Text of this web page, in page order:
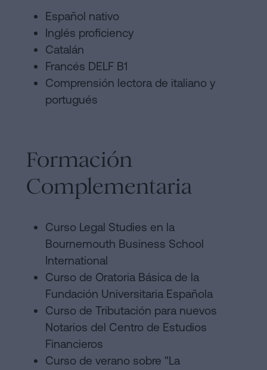
Español nativo
Inglés proficiency
Catalán
Francés DELF B1
Comprensión lectora de italiano y
portugués
Formación
Complementaria
Curso Legal Studies en la
Bournemouth Business School
International
Curso de Oratoria Básica de la
Fundación Universitaria Española
Curso de Tributación para nuevos
Notarios del Centro de Estudios
Financieros
Curso de verano sobre "La